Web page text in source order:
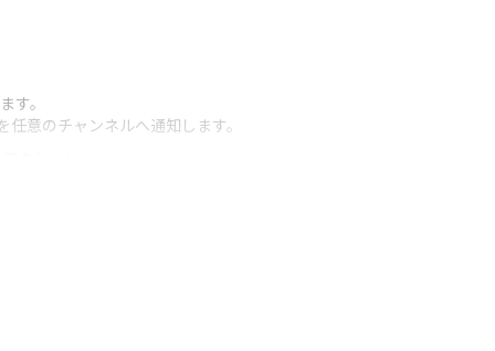
す。
意のチャンネルへ通知します。